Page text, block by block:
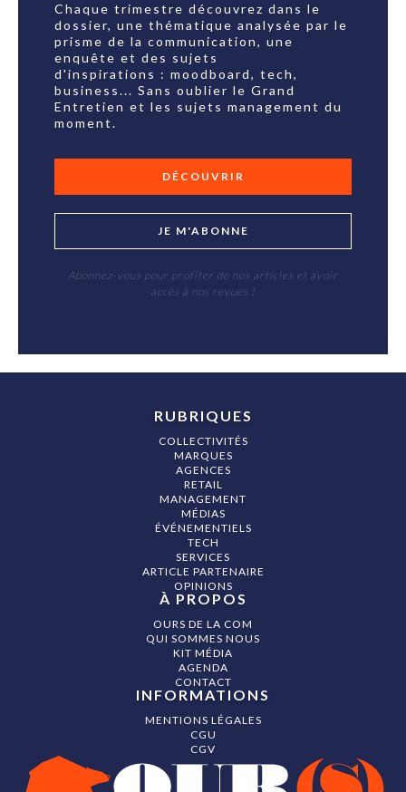
Chaque trimestre découvrez dans le
dossier, une thématique analysée par le
prisme de la communication, une
enquête et des sujets
d'inspirations : moodboard, tech,
business... Sans oublier le Grand
Entretien et les sujets management du
moment.
DÉCOUVRIR
JE M'ABONNE
Abonnez-vous pour profiter de nos articles et avoir
accès à nos revues !
RUBRIQUES
COLLECTIVITÉS
MARQUES
AGENCES
RETAIL
MANAGEMENT
MÉDIAS
ÉVÉNEMENTIELS
TECH
SERVICES
ARTICLE PARTENAIRE
OPINIONS
À PROPOS
OURS DE LA COM
QUI SOMMES NOUS
KIT MÉDIA
AGENDA
CONTACT
INFORMATIONS
MENTIONS LÉGALES
CGU
CGV